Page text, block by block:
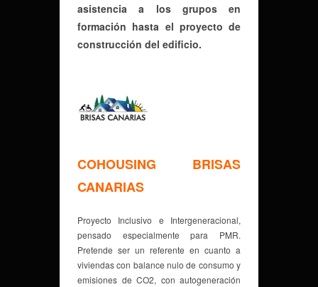
asistencia a los grupos en
formación hasta el proyecto de
construcción del edificio.
COHOUSING BRISAS
CANARIAS
Proyecto Inclusivo e Intergeneracional,
pensado especialmente para PMR.
Pretende ser un referente en cuanto a
viviendas con balance nulo de consumo y
emisiones de CO2, con autogeneración